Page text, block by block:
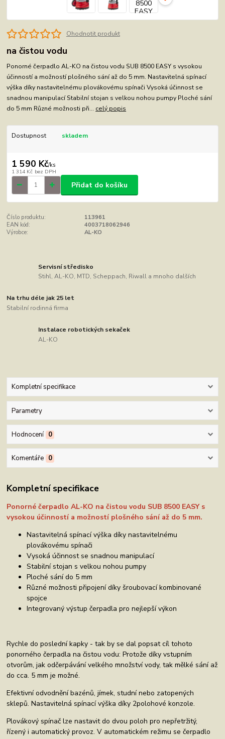
Ohodnotit produkt
na čistou vodu
Ponorné čerpadlo AL-KO na čistou vodu SUB 8500 EASY s vysokou
účinností a možností plošného sání až do 5 mm. Nastavitelná spínací
výška díky nastavitelnému plovákovému spínači Vysoká účinnost se
snadnou manipulací Stabilní stojan s velkou nohou pumpy Ploché sání
do 5 mm Různé možnosti při... celý popis
Dostupnost skladem
1 590 Kč/ks
1 314 Kč bez DPH
Přidat do košíku
Číslo produktu:
113961
EAN kód:
4003718062946
Výrobce:
AL-KO
Servisní středisko
Stihl, AL-KO, MTD, Scheppach, Riwall a mnoho dalších
Na trhu déle jak 25 let
Stabilní rodinná firma
Instalace robotických sekaček
AL-KO
Kompletní specifikace
Parametry
Hodnocení 0
Komentáře 0
Kompletní specifikace
Ponorné čerpadlo AL-KO na čistou vodu SUB 8500 EASY s
vysokou účinností a možností plošného sání až do 5 mm.
Nastavitelná spínací výška díky nastavitelnému
plovákovému spínači
Vysoká účinnost se snadnou manipulací
Stabilní stojan s velkou nohou pumpy
Ploché sání do 5 mm
Různé možnosti připojení díky šroubovací kombinované
spojce
Integrovaný výstup čerpadla pro nejlepší výkon
Rychle do poslední kapky - tak by se dal popsat cíl tohoto
ponorného čerpadla na čistou vodu: Protože díky vstupním
otvorům, jak odčerpávání velkého množství vody, tak mělké sání až
do cca. 5 mm je možné.
Efektivní odvodnění bazénů, jímek, studní nebo zatopených
sklepů. Nastavitelná spínací výška díky 2polohové konzole.
Plovákový spínač lze nastavit do dvou poloh pro nepřetržitý,
řízený i automatický provoz. V automatickém režimu se čerpadlo